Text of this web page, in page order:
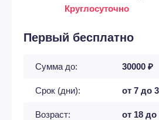
Круглосуточно
Первый бесплатно
Сумма до: 30000 ₽
Срок (дни): от 7 до
Возраст: от 18 до